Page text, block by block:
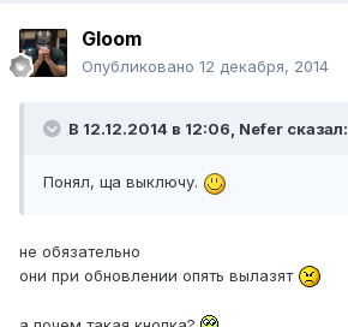
Gloom
Опубликовано 12 декабря, 2014
В 12.12.2014 в 12:06, Nefer сказал:
Понял, ща выключу.
не обязательно
они при обновлении опять вылазят